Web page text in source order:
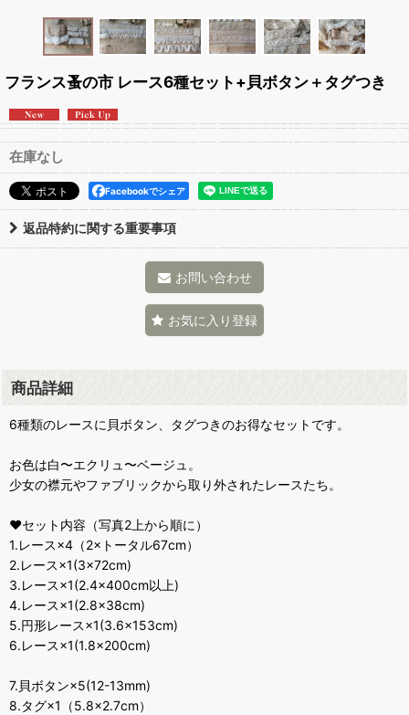
フランス蚤の市 レース6種セット+貝ボタン＋タグつき
在庫なし
Facebookでシェア
返品特約に関する重要事項
お問い合わせ
お気に入り登録
商品詳細
6種類のレースに貝ボタン、タグつきのお得なセットです。
お色は白〜エクリュ〜ベージュ。
少女の襟元やファブリックから取り外されたレースたち。
♥セット内容（写真2上から順に）
1.レース×4（2×トータル67cm）
2.レース×1(3×72cm)
3.レース×1(2.4×400cm以上)
4.レース×1(2.8×38cm)
5.円形レース×1(3.6×153cm)
6.レース×1(1.8×200cm)
7.貝ボタン×5(12-13mm)
8.タグ×1（5.8×2.7cm）